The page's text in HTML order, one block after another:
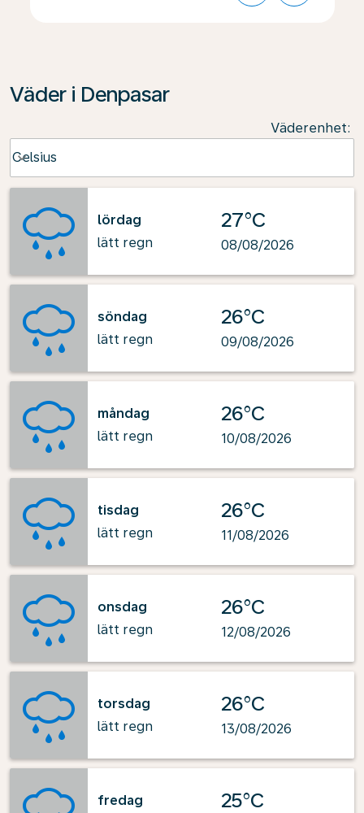
Väder i Denpasar
Väderenhet:
Celsius
keyboard_arrow_down
lördag
lätt regn
27°C
08/08/2026
söndag
lätt regn
26°C
09/08/2026
måndag
lätt regn
26°C
10/08/2026
tisdag
lätt regn
26°C
11/08/2026
onsdag
lätt regn
26°C
12/08/2026
torsdag
lätt regn
26°C
13/08/2026
fredag
25°C